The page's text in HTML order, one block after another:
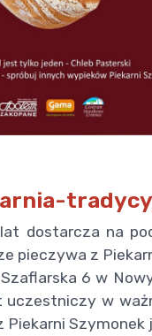
dostarcza na
pieczywa z
6 w
uczestniczy w
Piekarni